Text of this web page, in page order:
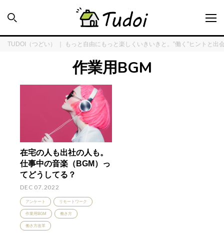
INTERVIEW
ENQUÊTE
TUDOI HOUSE
TUDOI（つどい） ｜ もっと自由にもっと楽しくいきいきと。”働く”ヒントと出
作業用BGM
在宅の人も出社の人も。
仕事中の音楽（BGM）っ
てどうしてる？
DEC 07.2022
アンケート リモートワーク
作業用BGM 働き方
働き方改革